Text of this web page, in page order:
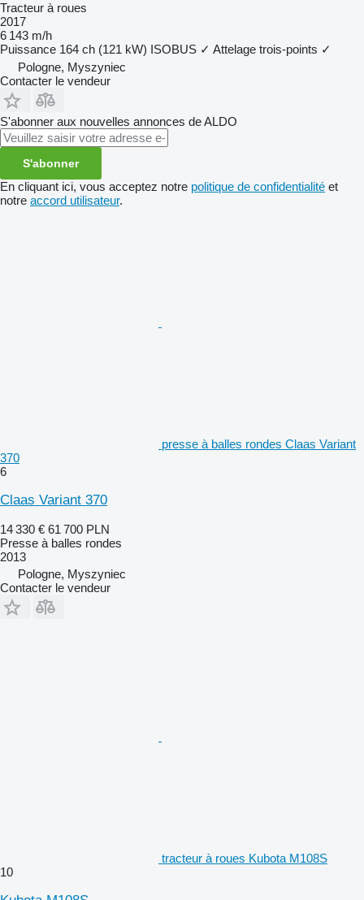
Tracteur à roues
2017
6 143 m/h
Puissance 164 ch (121 kW) ISOBUS ✓ Attelage trois-points ✓
Pologne, Myszyniec
Contacter le vendeur
S'abonner aux nouvelles annonces de ALDO
S'abonner
En cliquant ici, vous acceptez notre politique de confidentialité et
notre accord utilisateur.
presse à balles rondes Claas Variant
370
6
Claas Variant 370
14 330 € 61 700 PLN
Presse à balles rondes
2013
Pologne, Myszyniec
Contacter le vendeur
tracteur à roues Kubota M108S
10